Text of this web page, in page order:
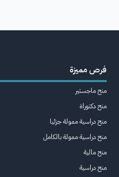
فرص مميزة
منح ماجستير
منح دكتوراة
منح دراسية ممولة جزئيا
منح دراسية ممولة بالكامل
منح مالية
منح دراسية